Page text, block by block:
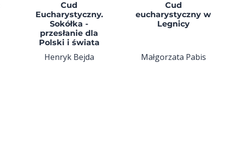
Cud
Eucharystyczny.
Sokółka -
przesłanie dla
Polski i świata
Henryk Bejda
Cud
eucharystyczny w
Legnicy
Małgorzata Pabis